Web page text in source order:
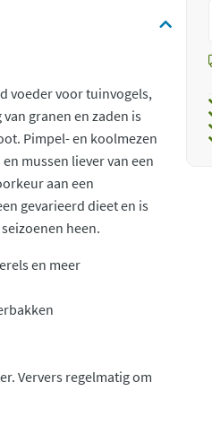
voeder voor tuinvogels,
granen en zaden is
Pimpel- en koolmezen
mussen liever van een
aan een
gevarieerd dieet en is
heen.
en meer
Ververs regelmatig om